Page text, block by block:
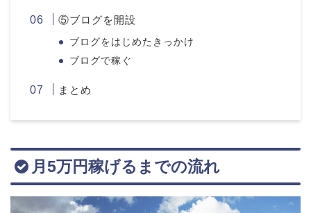
⑤ブログを開設
ブログをはじめたきっかけ
ブログで稼ぐ
まとめ
月5万円稼げるまでの流れ